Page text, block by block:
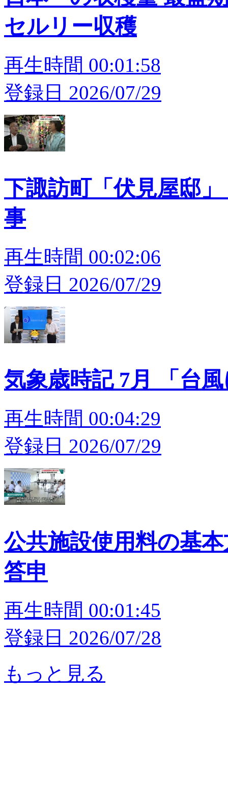
セルリー収穫
再生時間 00:01:58
登録日 2026/07/29
下諏訪町「伏見屋邸
事
再生時間 00:02:06
登録日 2026/07/29
気象歳時記 7月 「台
再生時間 00:04:29
登録日 2026/07/29
公共施設使用料の基
答申
再生時間 00:01:45
登録日 2026/07/28
もっと見る